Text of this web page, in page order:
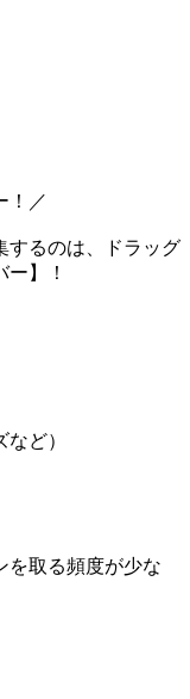
！／
するのは、ドラッグ
】！
ど）
取る頻度が少な